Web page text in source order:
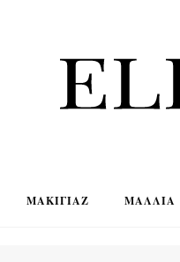
ΜΑΚΙΓΙΆΖ ΜΑΛΛΙΆ